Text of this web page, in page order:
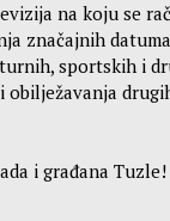
na koju se
značajnih
sportskih i
obilježavanja
i građana Tuzle!